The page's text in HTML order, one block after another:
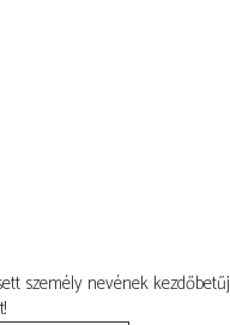
személy nevének